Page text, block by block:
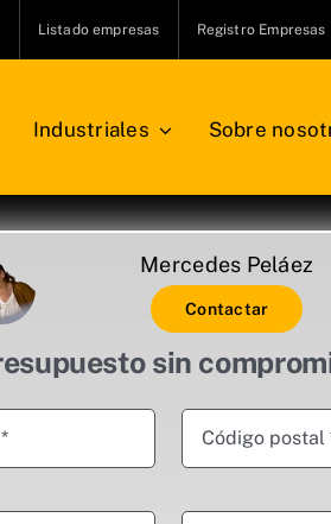
Listado empresas Registro Empresas
Industriales Sobre
Mercedes Peláez
Contactar
sin